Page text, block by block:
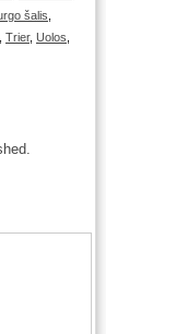
šalis
Trier, Uolos